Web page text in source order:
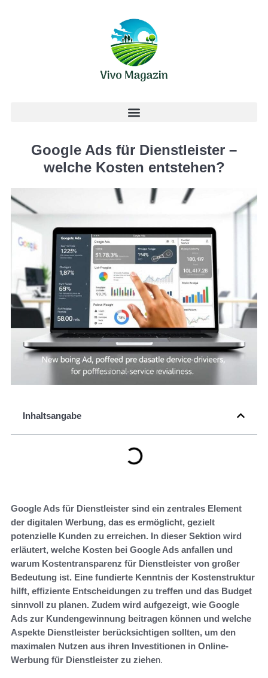
Google Ads für Dienstleister –
welche Kosten entstehen?
Inhaltsangabe
Google Ads für Dienstleister sind ein zentrales Element
der digitalen Werbung, das es ermöglicht, gezielt
potenzielle Kunden zu erreichen. In dieser Sektion wird
erläutert, welche Kosten bei Google Ads anfallen und
warum Kostentransparenz für Dienstleister von großer
Bedeutung ist. Eine fundierte Kenntnis der Kostenstruktur
hilft, effiziente Entscheidungen zu treffen und das Budget
sinnvoll zu planen. Zudem wird aufgezeigt, wie Google
Ads zur Kundengewinnung beitragen können und welche
Aspekte Dienstleister berücksichtigen sollten, um den
maximalen Nutzen aus ihren Investitionen in Online-
Werbung für Dienstleister zu ziehen.